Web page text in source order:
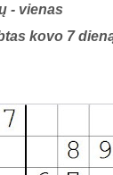
- vienas
kovo 7